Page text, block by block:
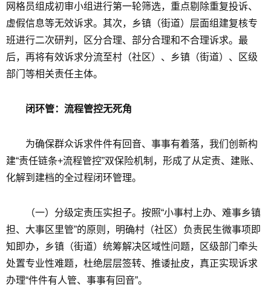
网格员组成初审小组进行第一轮筛选，重点剔除重复投诉、
虚假信息等无效诉求。其次，乡镇（街道）层面组建复核专
班进行二次研判，区分合理、部分合理和不合理诉求。最
后，再将有效诉求分流至村（社区）、乡镇（街道）、区级
部门等相关责任主体。
闭环管：流程管控无死角
为确保群众诉求件件有回音、事事有着落，我们创新构
建“责任链条+流程管控”双保险机制，形成了从定责、建账、
化解到建档的全过程闭环管理。
（一）分级定责压实担子。按照“小事村上办、难事乡镇
担、大事区里管”的原则，明确村（社区）负责民生微事项即
知即办，乡镇（街道）统筹解决区域性问题，区级部门牵头
处置专业性难题，杜绝层层签转、推诿扯皮，真正实现诉求
办理“件件有人管、事事有回音”。